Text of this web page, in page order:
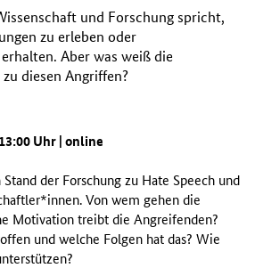
und Forschung spricht,
zu erleben oder
Aber was weiß die
diesen Angriffen?
Uhr | online
der Forschung zu Hate Speech und
Von wem gehen die
Motivation treibt die Angreifenden?
und welche Folgen hat das? Wie